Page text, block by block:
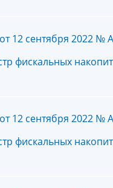
12 сентября 2022 №
фискальных
12 сентября 2022 №
фискальных